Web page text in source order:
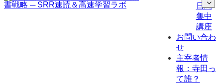
日間
集中
講座
お問い合わ
せ
主宰者情
報：寺田っ
て誰？